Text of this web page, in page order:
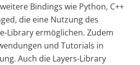
Bindings wie Python, C++
die eine Nutzung des
Library ermöglichen. Zudem
und Tutorials in
Auch die Layers-Library